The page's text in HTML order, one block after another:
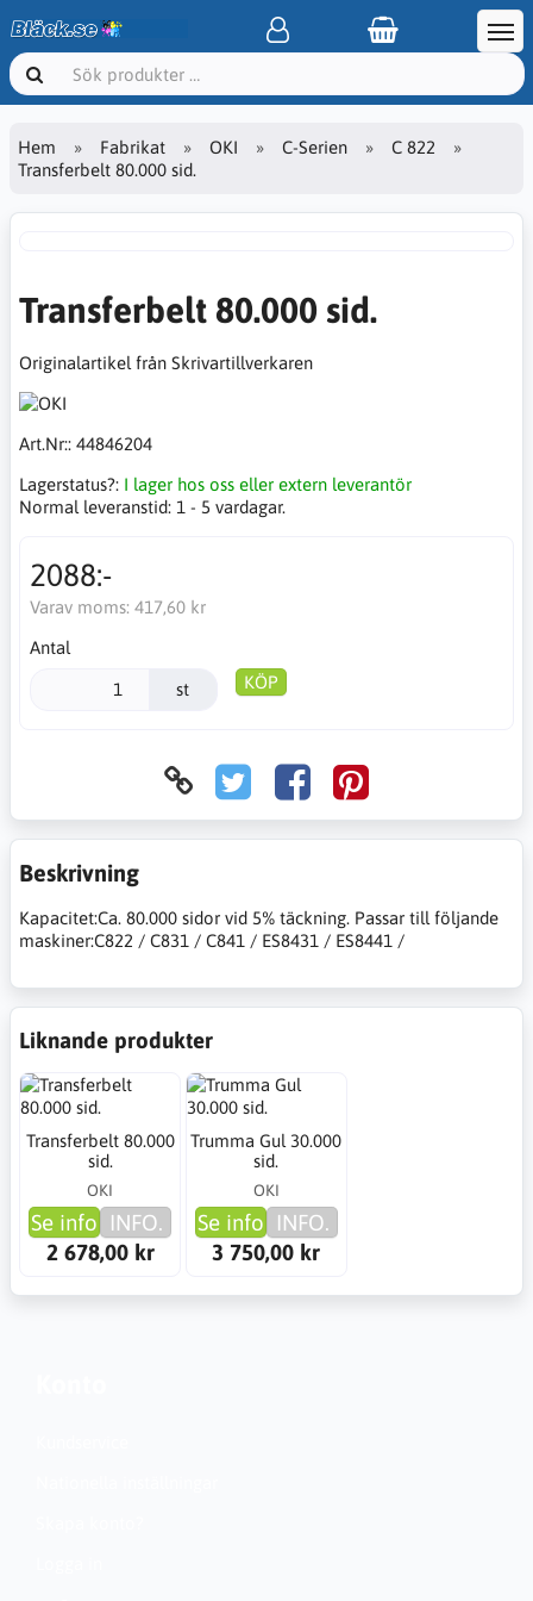
Hem Fabrikat OKI C-Serien
C 822
Transferbelt 80.000 sid.
Transferbelt 80.000 sid.
Originalartikel från Skrivartillverkaren
Art.Nr:: 44846204
Lagerstatus?: I lager hos oss eller extern leverantör
Normal leveranstid: 1 - 5 vardagar.
2088:-
Varav moms: 417,60 kr
Antal
st KÖP
Beskrivning
Kapacitet:Ca. 80.000 sidor vid 5% täckning. Passar till följande
maskiner:C822 / C831 / C841 / ES8431 / ES8441 /
Liknande produkter
Transferbelt 80.000
sid.
OKI
Se info INFO.
2 678,00 kr
Trumma Gul 30.000
sid.
OKI
Se info INFO.
3 750,00 kr